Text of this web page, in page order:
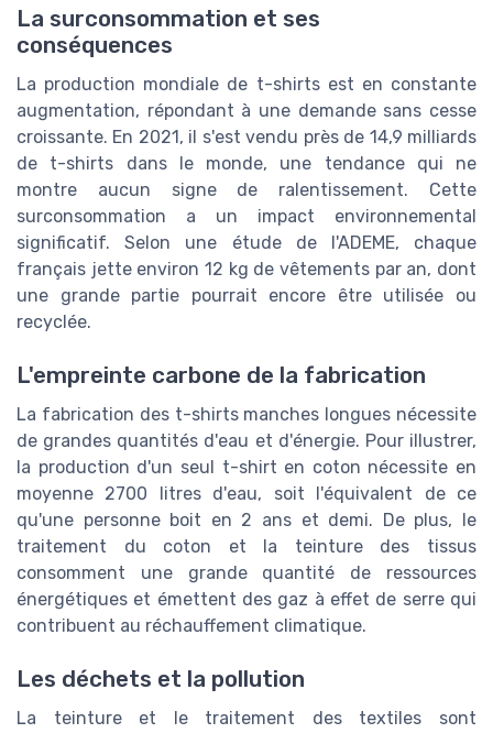
La surconsommation et ses
conséquences
La production mondiale de t-shirts est en constante
augmentation, répondant à une demande sans cesse
croissante. En 2021, il s'est vendu près de 14,9 milliards
de t-shirts dans le monde, une tendance qui ne
montre aucun signe de ralentissement. Cette
surconsommation a un impact environnemental
significatif. Selon une étude de l'ADEME, chaque
français jette environ 12 kg de vêtements par an, dont
une grande partie pourrait encore être utilisée ou
recyclée.
L'empreinte carbone de la fabrication
La fabrication des t-shirts manches longues nécessite
de grandes quantités d'eau et d'énergie. Pour illustrer,
la production d'un seul t-shirt en coton nécessite en
moyenne 2700 litres d'eau, soit l'équivalent de ce
qu'une personne boit en 2 ans et demi. De plus, le
traitement du coton et la teinture des tissus
consomment une grande quantité de ressources
énergétiques et émettent des gaz à effet de serre qui
contribuent au réchauffement climatique.
Les déchets et la pollution
La teinture et le traitement des textiles sont